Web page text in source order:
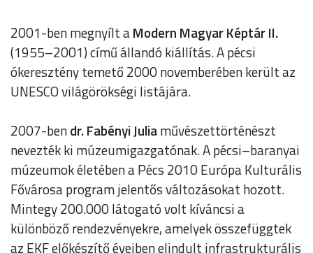
2001-ben megnyílt aModern Magyar Képtár II.
(1955–2001) című állandó kiállítás. A pécsi
ókeresztény temető 2000 novemberében került az
UNESCO világörökségi listájára.
2007-bendr. Fabényi Juliaművészettörténészt
nevezték ki múzeumigazgatónak. A pécsi–baranyai
múzeumok életében a Pécs 2010 Európa Kulturális
Fővárosa program jelentős változásokat hozott.
Mintegy 200.000 látogató volt kíváncsi a
különböző rendezvényekre, amelyek összefüggtek
az EKF előkészítő éveiben elindult infrastrukturális